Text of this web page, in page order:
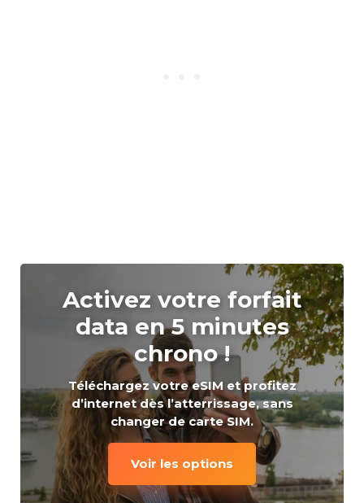
Activez votre forfait
data en 5 minutes
chrono !
Téléchargez votre eSIM et profitez
d’internet dès l’atterrissage, sans
changer de carte SIM.
Voir les options